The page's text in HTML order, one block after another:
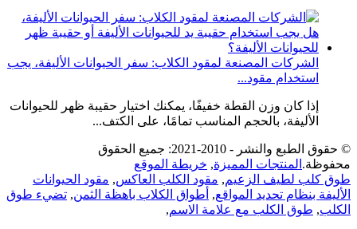
الشركات المصنعة لمقود الكلاب: سفر الحيوانات الأليفة، يجب
استخدام مقود...
إذا كان وزن القطة خفيفًا، يمكنك اختيار حقيبة ظهر للحيوانات
الأليفة، بالحجم المناسب تمامًا، على الكتف...
© حقوق الطبع والنشر - 2010-2021: جميع الحقوق
محفوظة. المنتجات المميزة, خريطة الموقع
طوق كلب لطيف الزعيم, مقود الكلب العاكس, مقود الحيوانات
الأليفة بنظام تحديد المواقع, أطواق الكلاب باهظة الثمن, تضيء طوق
الكلب, طوق الكلب مع علامة الاسم,